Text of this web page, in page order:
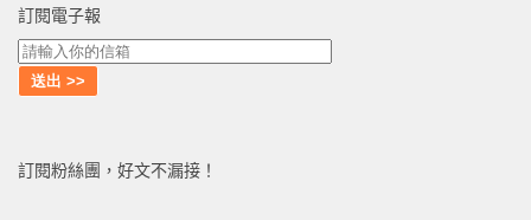
訂閱電子報
訂閱粉絲團，好文不漏接！